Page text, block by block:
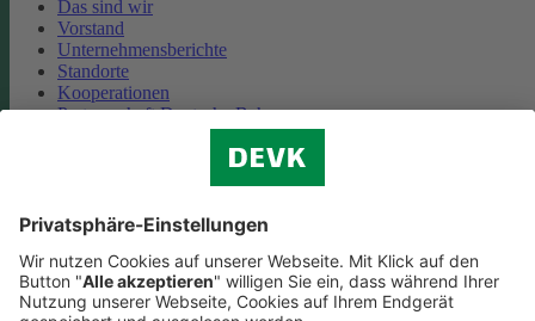
Das sind wir
Vorstand
Unternehmensberichte
Standorte
Kooperationen
Partnerschaft Deutsche Bahn
Cookie-Einstellungen